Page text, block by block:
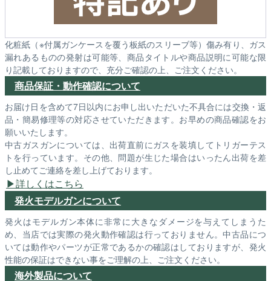
化粧紙（※付属ガンケースを覆う板紙のスリーブ等）傷み有り、ガス
漏れあるものの発射は可能等、商品タイトルや商品説明に可能な限
り記載しておりますので、充分ご確認の上、ご注文ください。
商品保証・動作確認について
お届け日を含めて7日以内にお申し出いただいた不具合には交換・返
品・簡易修理等の対応させていただきます。お早めの商品確認をお
願いいたします。
中古ガスガンについては、出荷直前にガスを装填してトリガーテス
トを行っています。その他、問題が生じた場合はいったん出荷を差
し止めてご連絡を差し上げております。
詳しくはこちら
発火モデルガンについて
発火はモデルガン本体に非常に大きなダメージを与えてしまうた
め、当店では実際の発火動作確認は行っておりません。中古品につ
いては動作やパーツが正常であるかの確認はしておりますが、発火
性能の保証はできない事をご理解の上、ご注文ください。
海外製品について